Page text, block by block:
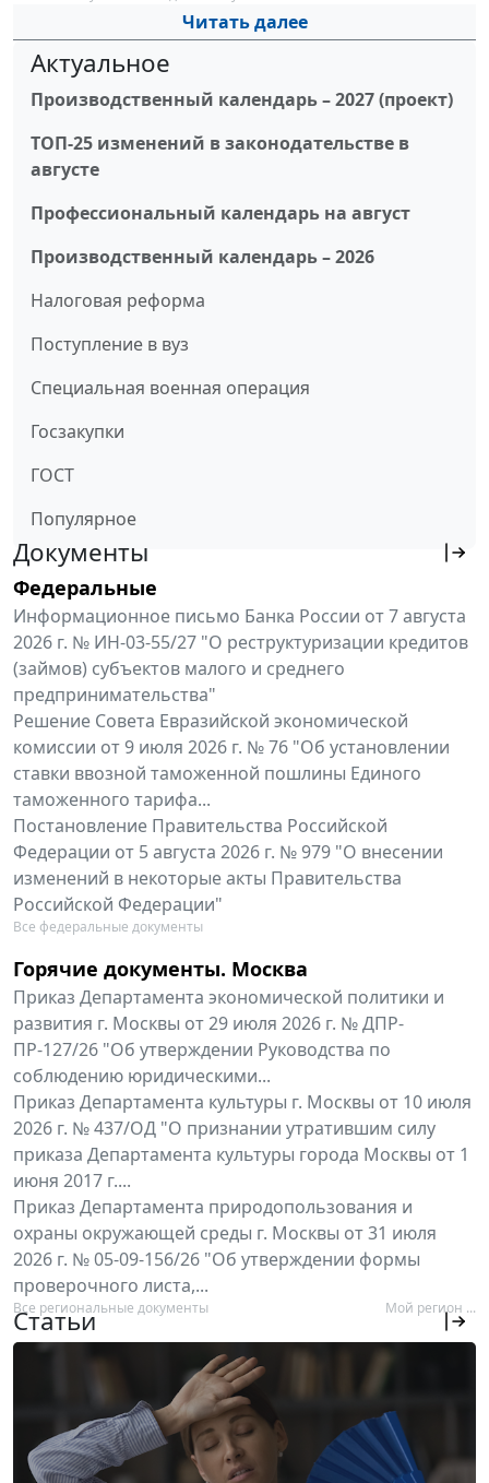
Читать далее
Актуальное
Производственный календарь – 2027 (проект)
ТОП-25 изменений в законодательстве в
августе
Профессиональный календарь на август
Производственный календарь – 2026
Налоговая реформа
Поступление в вуз
Специальная военная операция
Госзакупки
ГОСТ
Популярное
Документы
Федеральные
Информационное письмо Банка России от 7 августа
2026 г. № ИН-03-55/27 "О реструктуризации кредитов
(займов) субъектов малого и среднего
предпринимательства"
Решение Совета Евразийской экономической
комиссии от 9 июля 2026 г. № 76 "Об установлении
ставки ввозной таможенной пошлины Единого
таможенного тарифа...
Постановление Правительства Российской
Федерации от 5 августа 2026 г. № 979 "О внесении
изменений в некоторые акты Правительства
Российской Федерации"
Все федеральные документы
Горячие документы. Москва
Приказ Департамента экономической политики и
развития г. Москвы от 29 июля 2026 г. № ДПР-
ПР-127/26 "Об утверждении Руководства по
соблюдению юридическими...
Приказ Департамента культуры г. Москвы от 10 июля
2026 г. № 437/ОД "О признании утратившим силу
приказа Департамента культуры города Москвы от 1
июня 2017 г....
Приказ Департамента природопользования и
охраны окружающей среды г. Москвы от 31 июля
2026 г. № 05-09-156/26 "Об утверждении формы
проверочного листа,...
Все региональные документы Мой регион ...
Статьи